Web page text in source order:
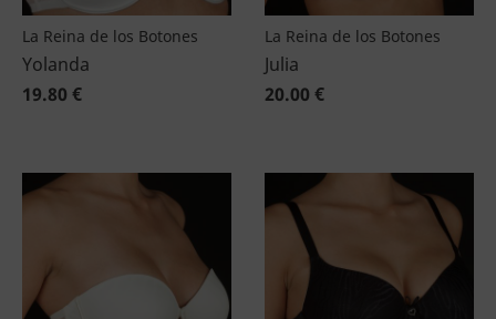
La Reina de los Botones
Yolanda
19.80 €
La Reina de los Botones
Julia
20.00 €